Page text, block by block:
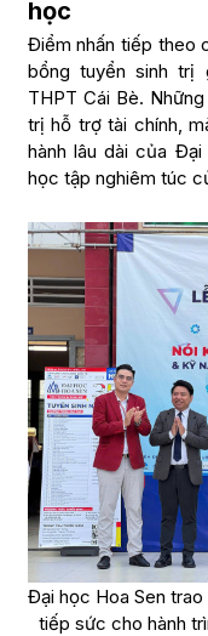
học
Điểm nhấn tiếp theo
bổng tuyển sinh trị
THPT Cái Bè.
trị hỗ trợ tài chính,
hành lâu dài của
học tập nghiêm túc
Đại học Hoa Sen
tiếp sức cho hành